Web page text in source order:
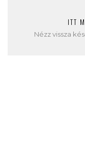
ITT
Nézz vissza